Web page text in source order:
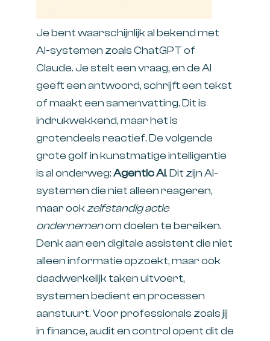
Je bent waarschijnlijk al bekend met
AI-systemen zoals ChatGPT of
Claude. Je stelt een vraag, en de AI
geeft een antwoord, schrijft een tekst
of maakt een samenvatting. Dit is
indrukwekkend, maar het is
grotendeels reactief. De volgende
grote golf in kunstmatige intelligentie
is al onderweg:Agentic AI. Dit zijn AI-
systemen die niet alleen reageren,
maar ookzelfstandig actie
ondernemenom doelen te bereiken.
Denk aan een digitale assistent die niet
alleen informatie opzoekt, maar ook
daadwerkelijk taken uitvoert,
systemen bedient en processen
aanstuurt. Voor professionals zoals jij
in finance, audit en control opent dit de